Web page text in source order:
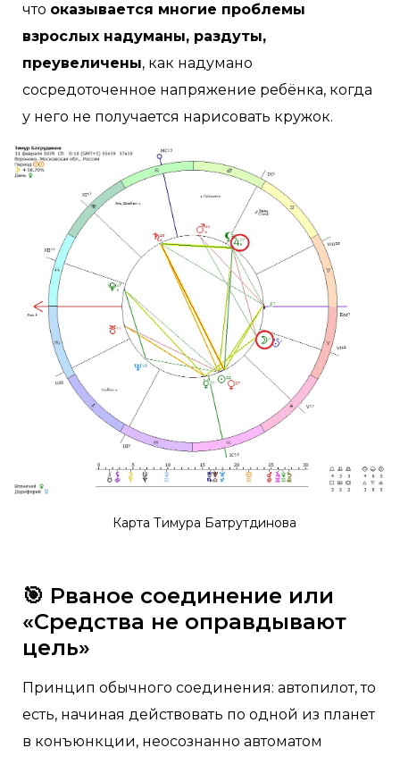
что оказывается многие проблемы
взрослых надуманы, раздуты,
преувеличены, как надумано
сосредоточенное напряжение ребёнка, когда
у него не получается нарисовать кружок.
Карта Тимура Батрутдинова
🎯 Рваное соединение или
«Средства не оправдывают
цель»
Принцип обычного соединения: автопилот, то
есть, начиная действовать по одной из планет
в конъюнкции, неосознанно автоматом